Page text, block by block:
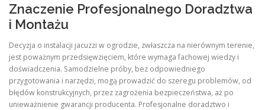
Znaczenie Profesjonalnego Doradztwa
i Montażu
Decyzja o instalacji jacuzzi w ogrodzie, zwłaszcza na nierównym terenie,
jest poważnym przedsięwzięciem, które wymaga fachowej wiedzy i
doświadczenia. Samodzielne próby, bez odpowiedniego
przygotowania i narzędzi, mogą prowadzić do szeregu problemów, od
błędów konstrukcyjnych, przez zagrożenia bezpieczeństwa, aż po
unieważnienie gwarancji producenta. Profesjonalne doradztwo i